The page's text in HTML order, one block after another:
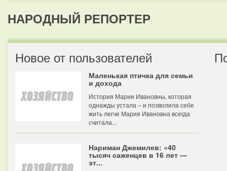
НАРОДНЫЙ РЕПОРТЕР
Новое от пользователей
Маленькая птичка для семьи
и дохода
История Марии Ивановны, которая
однажды устала – и позволила себе
жить легче Мария Ивановна всегда
считала...
Нариман Джемилев: «40
тысяч саженцев в 16 лет —
эт...